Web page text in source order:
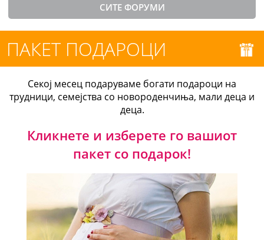
СИТЕ ФОРУМИ
ПАКЕТ ПОДАРОЦИ
Секој месец подаруваме богати подароци на
трудници, семејства со новороденчиња, мали деца и
деца.
Кликнете и изберете го вашиот
пакет со подарок!